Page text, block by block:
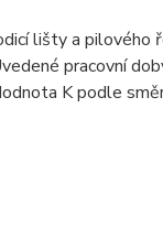
lišty a pilového
pracovní
K podle